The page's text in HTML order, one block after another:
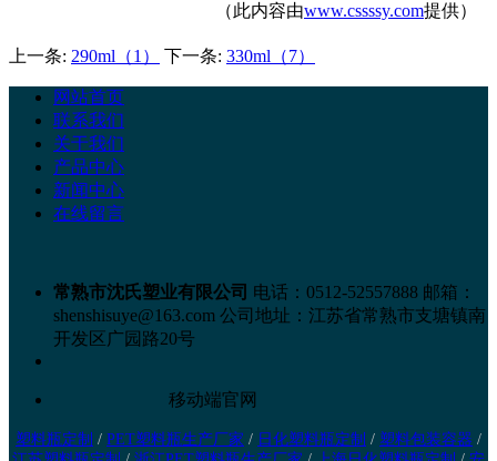
（此内容由www.cssssy.com提供）
上一条: 290ml（1） 下一条: 330ml（7）
网站首页
联系我们
关于我们
产品中心
新闻中心
在线留言
常熟市沈氏塑业有限公司 电话：0512-52557888 邮箱：
shenshisuye@163.com 公司地址：江苏省常熟市支塘镇南
开发区广园路20号
移动端官网
塑料瓶定制 / PET塑料瓶生产厂家 / 日化塑料瓶定制 / 塑料包装容器 /